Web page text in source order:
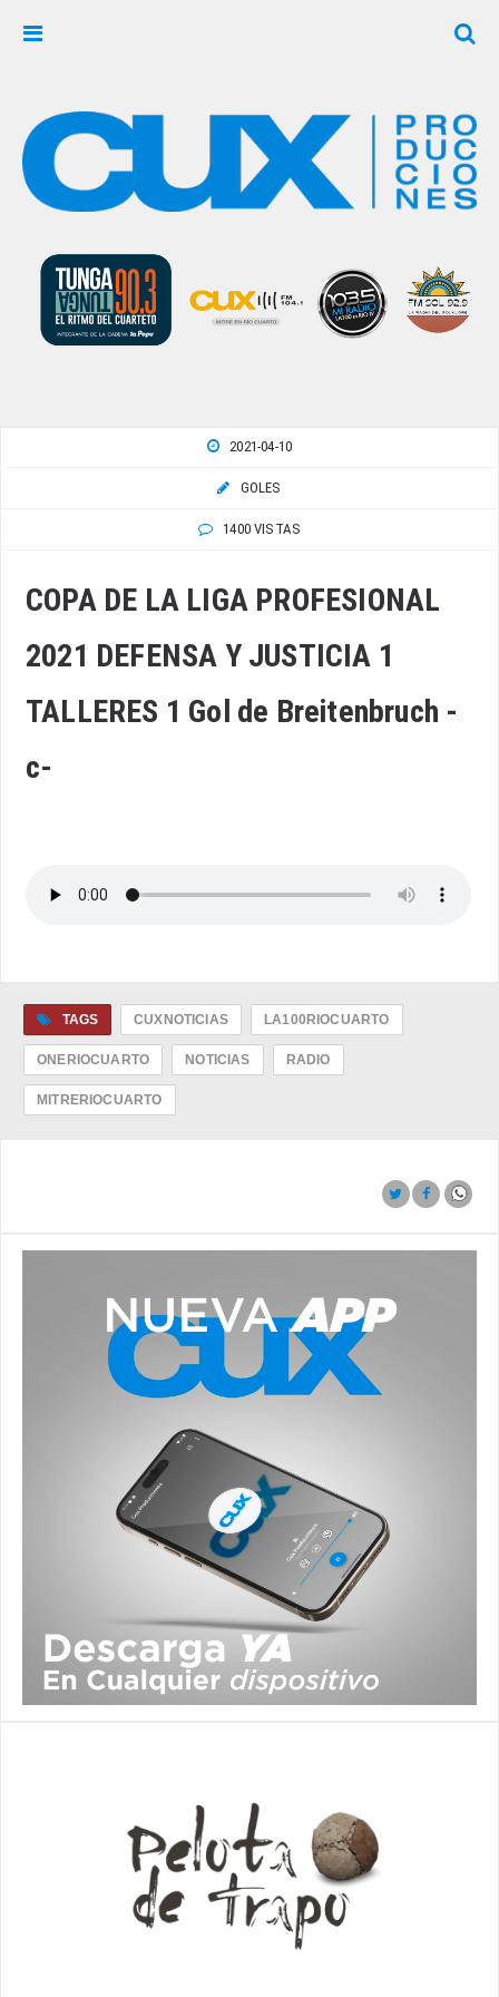
2021-04-10
GOLES
1400 VISTAS
COPA DE LA LIGA PROFESIONAL
2021 DEFENSA Y JUSTICIA 1
TALLERES 1 Gol de Breitenbruch -
c-
TAGS CUXNOTICIAS LA100RIOCUARTO
ONERIOCUARTO NOTICIAS RADIO
MITRERIOCUARTO